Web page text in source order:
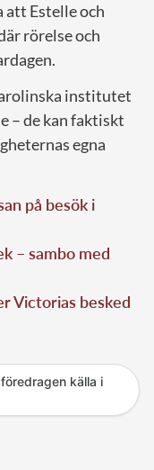
att Estelle och
rörelse och
institutet
– de kan faktiskt
egna
på besök i
– sambo med
Victorias besked
källa i